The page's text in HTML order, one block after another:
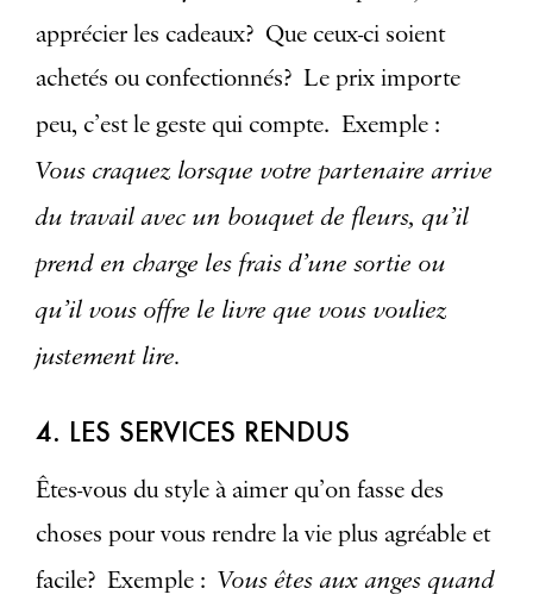
apprécier les cadeaux? Que ceux-ci soient
achetés ou confectionnés? Le prix importe
peu, c’est le geste qui compte. Exemple :
Vous craquez lorsque votre partenaire arrive
du travail avec un bouquet de fleurs, qu’il
prend en charge les frais d’une sortie ou
qu’il vous offre le livre que vous vouliez
justement lire.
4. LES SERVICES RENDUS
Êtes-vous du style à aimer qu’on fasse des
choses pour vous rendre la vie plus agréable et
facile? Exemple : Vous êtes aux anges quand